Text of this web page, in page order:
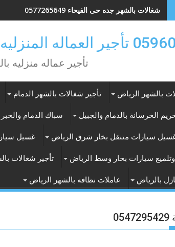
شغالات بالشهر جده حى الفيحاء 0577265649
بالساعه والشهر بالرياض
تأجير عماله منزليه
بالشهر الرياض تأجير شغالات بالشهر الدمام
الخرسانة بالدمام والجبيل سباك الدمام والخبر
سيارات متنقل بخار شرق الرياض غسيل
سيارات بخار وسط الرياض تأجير شغالات
بالرياض عاملات نظافه بالشهر الرياض